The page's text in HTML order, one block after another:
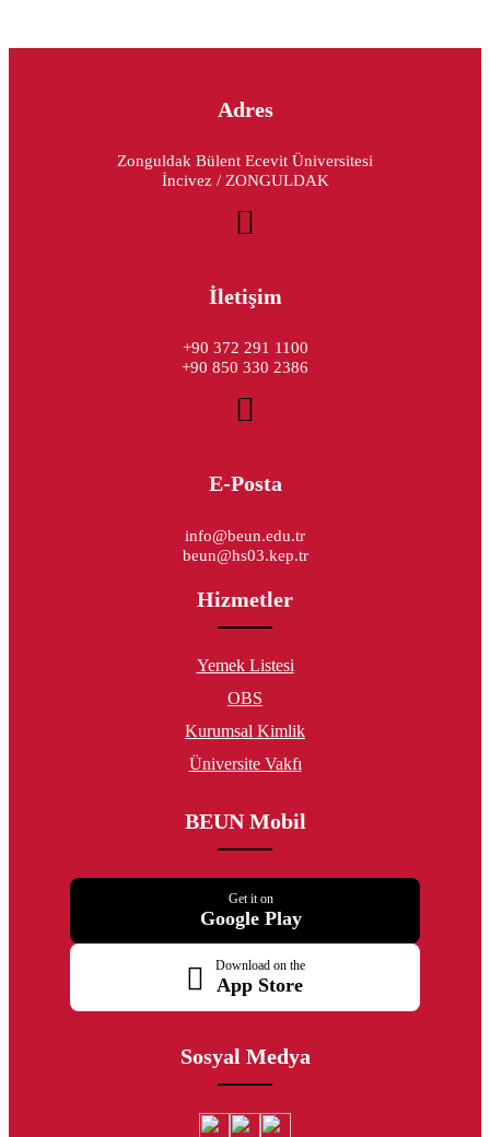
Adres
Zonguldak Bülent Ecevit Üniversitesi
İncivez / ZONGULDAK
İletişim
+90 372 291 1100
+90 850 330 2386
E-Posta
info@beun.edu.tr
beun@hs03.kep.tr
Hizmetler
Yemek Listesi
OBS
Kurumsal Kimlik
Üniversite Vakfı
BEUN Mobil
Get it on
Google Play
Download on the
App Store
Sosyal Medya